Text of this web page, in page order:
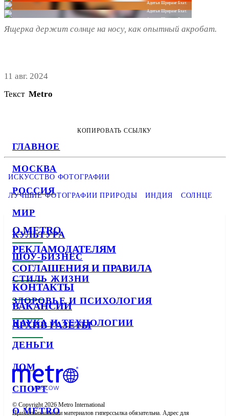
ГЛАВНОЕ
МОСКВА
РОССИЯ
МИР
КУЛЬТУРА
ШОУ-БИЗНЕС
СТИЛЬ ЖИЗНИ
ЗДОРОВЬЕ И ПСИХОЛОГИЯ
НАУКА И ТЕХНОЛОГИИ
ДЕНЬГИ
ДОМ
СПОРТ
О METRO
Адитья Шриранг Бхат.
Адитья Шриранг Бхат.
Адитья Шриранг Бхат.
Ящерка держит солнце на носу, как опытный акробат.
11 авг. 2024
Текст Metro
КОПИРОВАТЬ ССЫЛКУ
ИСКУССТВО ФОТОГРАФИИ
ЛУЧШИЕ ФОТОГРАФИИ ПРИРОДЫ ИНДИЯ СОЛНЦЕ
О METRO
РЕКЛАМОДАТЕЛЯМ
СОГЛАШЕНИЯ И ПРАВИЛА
КОНТАКТЫ
ВАКАНСИИ
АРХИВ ГАЗЕТЫ
© Copyright 2026 Metro International
При использовании материалов гиперссылка обязательна. Адрес для